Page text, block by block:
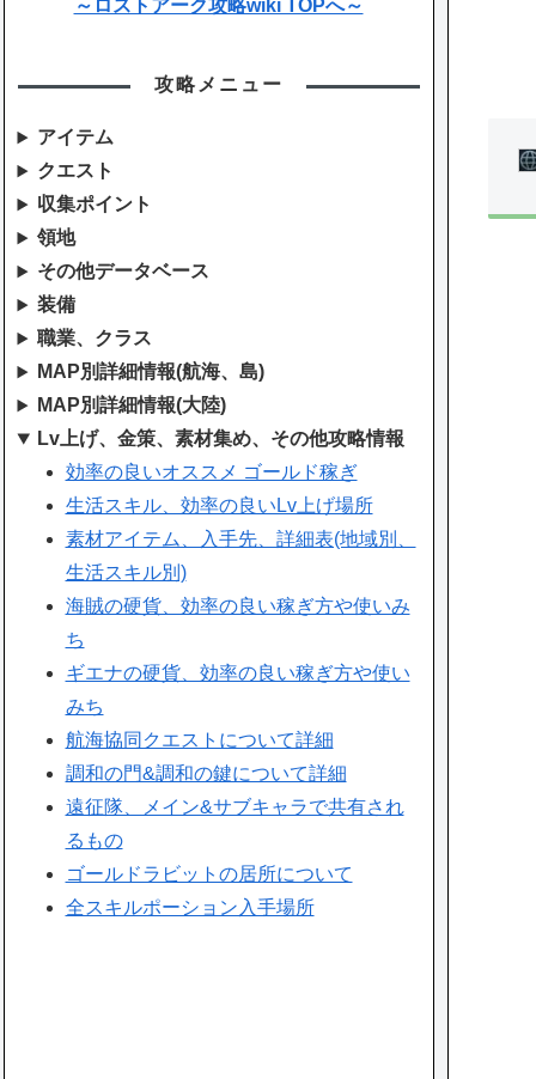
～ロストアーク攻略wiki TOPへ～
攻略メニュー
アイテム
クエスト
収集ポイント
領地
その他データベース
装備
職業、クラス
MAP別詳細情報(航海、島)
MAP別詳細情報(大陸)
Lv上げ、金策、素材集め、その他攻略情報
効率の良いオススメ ゴールド稼ぎ
生活スキル、効率の良いLv上げ場所
素材アイテム、入手先、詳細表(地域別、
生活スキル別)
海賊の硬貨、効率の良い稼ぎ方や使いみ
ち
ギエナの硬貨、効率の良い稼ぎ方や使い
みち
航海協同クエストについて詳細
調和の門&調和の鍵について詳細
遠征隊、メイン&サブキャラで共有され
るもの
ゴールドラビットの居所について
全スキルポーション入手場所